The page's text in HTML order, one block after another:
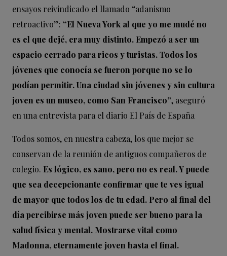
ensayos reivindicado el llamado “adanismo
retroactivo”: “El Nueva York al que yo me mudé no
es el que dejé, era muy distinto. Empezó a ser un
espacio cerrado para ricos y turistas. Todos los
jóvenes que conocía se fueron porque no se lo
podían permitir. Una ciudad sin jóvenes y sin cultura
joven es un museo, como San Francisco”, aseguró
en una entrevista para el diario El País de España
Todos somos, en nuestra cabeza, los que mejor se
conservan de la reunión de antiguos compañeros de
colegio. Es lógico, es sano, pero no es real. Y puede
que sea decepcionante confirmar que te ves igual
de mayor que todos los de tu edad. Pero al final del
día percibirse más joven puede ser bueno para la
salud física y mental. Mostrarse vital como
Madonna, eternamente joven hasta el final.